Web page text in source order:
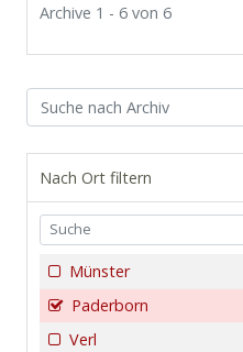
Archive 1 - 6 von 6
Nach Ort filtern
Münster
Paderborn
Verl